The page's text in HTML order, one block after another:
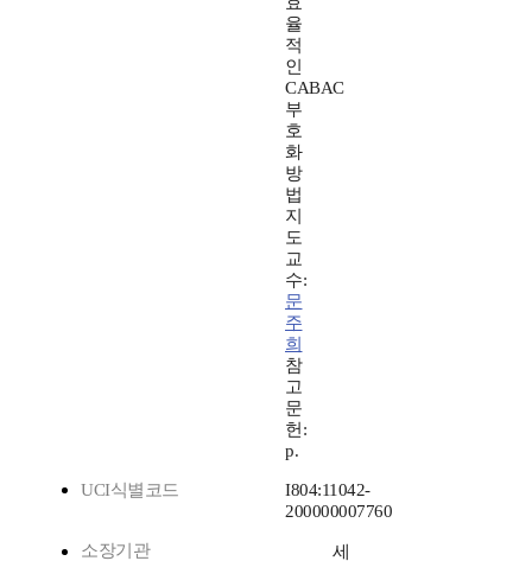
율
적
인
CABAC
부
호
화
방
법
지
도
교
수:
문
주
희
참
고
문
헌:
p.
UCI식별코드
I804:11042-
200000007760
소장기관 세